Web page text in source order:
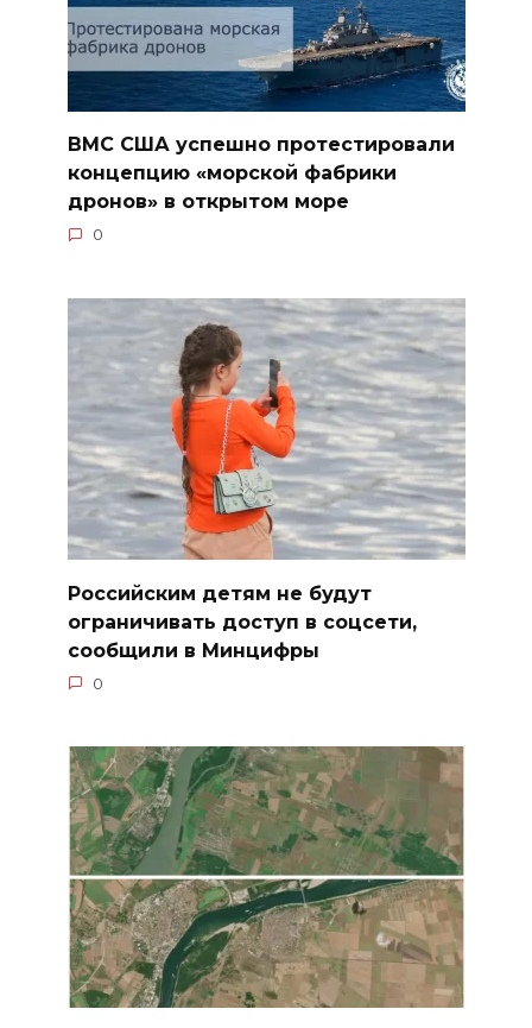
ВМС США успешно протестировали
концепцию «морской фабрики
дронов» в открытом море
0
Российским детям не будут
ограничивать доступ в соцсети,
сообщили в Минцифры
0